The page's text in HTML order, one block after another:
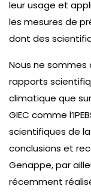
leur usage et
les mesures de
dont des
Nous ne
rapports
climatique que
GIEC comme
scientifiques de
conclusions et
Genappe, par
récemment réalisé